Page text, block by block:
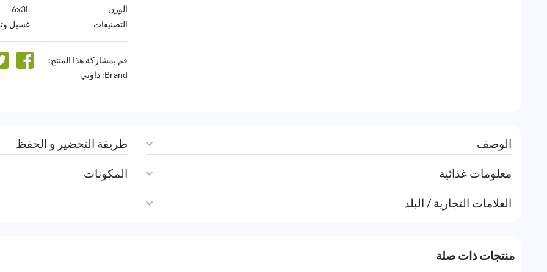
الوزن
6x3L
التصنيفات
غسيل
قم بمشاركة هذا المنتج:
Brand: داوني
الوصف
معلومات غذائية
العلامات التجارية / البلد
طريقة التحضير و الحفظ
المكونات
منتجات ذات صلة